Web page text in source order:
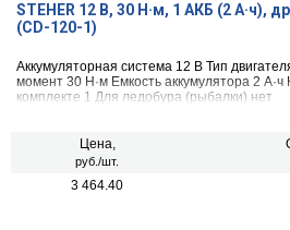
STEHER 12 В, 30 Н·м, 1 АКБ (2 А·ч),
(CD-120-1)
Аккумуляторная система 12 B Тип
момент 30 Н·м Емкость аккумулятора 2 А·ч
комплекте 1 Для ледобура (рыбалки) нет
Цена,
руб./шт.
3 464.40